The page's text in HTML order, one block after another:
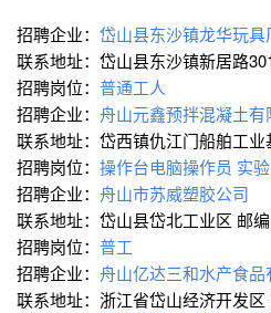
招聘企业： 岱山县东沙镇龙华玩具
联系地址：岱山县东沙镇新居路
招聘岗位： 普通工人
招聘企业： 舟山元鑫预拌混凝土有
联系地址：岱西镇仇江门船舶工业
招聘岗位： 操作台电脑操作员 实
招聘企业： 舟山市苏威塑胶公司
联系地址：岱山县岱北工业区 邮
招聘岗位： 普工
招聘企业： 舟山亿达三和水产食品
联系地址：浙江省岱山经济开发区